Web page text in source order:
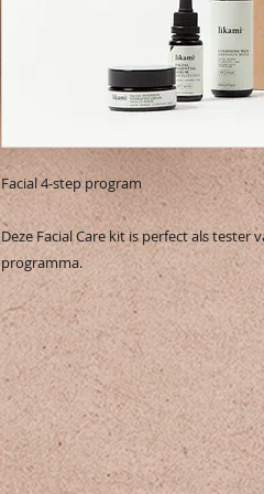
Facial 4-step program
Deze Facial Care kit is perfect als
programma.